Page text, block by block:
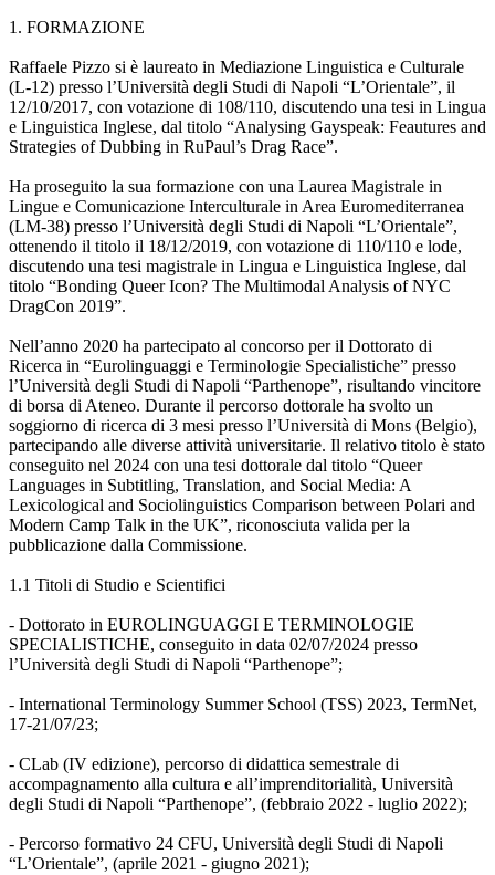
1. FORMAZIONE
Raffaele Pizzo si è laureato in Mediazione Linguistica e Culturale
(L-12) presso l’Università degli Studi di Napoli “L’Orientale”, il
12/10/2017, con votazione di 108/110, discutendo una tesi in Lingua
e Linguistica Inglese, dal titolo “Analysing Gayspeak: Feautures and
Strategies of Dubbing in RuPaul’s Drag Race”.
Ha proseguito la sua formazione con una Laurea Magistrale in
Lingue e Comunicazione Interculturale in Area Euromediterranea
(LM-38) presso l’Università degli Studi di Napoli “L’Orientale”,
ottenendo il titolo il 18/12/2019, con votazione di 110/110 e lode,
discutendo una tesi magistrale in Lingua e Linguistica Inglese, dal
titolo “Bonding Queer Icon? The Multimodal Analysis of NYC
DragCon 2019”.
Nell’anno 2020 ha partecipato al concorso per il Dottorato di
Ricerca in “Eurolinguaggi e Terminologie Specialistiche” presso
l’Università degli Studi di Napoli “Parthenope”, risultando vincitore
di borsa di Ateneo. Durante il percorso dottorale ha svolto un
soggiorno di ricerca di 3 mesi presso l’Università di Mons (Belgio),
partecipando alle diverse attività universitarie. Il relativo titolo è stato
conseguito nel 2024 con una tesi dottorale dal titolo “Queer
Languages in Subtitling, Translation, and Social Media: A
Lexicological and Sociolinguistics Comparison between Polari and
Modern Camp Talk in the UK”, riconosciuta valida per la
pubblicazione dalla Commissione.
1.1 Titoli di Studio e Scientifici
- Dottorato in EUROLINGUAGGI E TERMINOLOGIE
SPECIALISTICHE, conseguito in data 02/07/2024 presso
l’Università degli Studi di Napoli “Parthenope”;
- International Terminology Summer School (TSS) 2023, TermNet,
17-21/07/23;
- CLab (IV edizione), percorso di didattica semestrale di
accompagnamento alla cultura e all’imprenditorialità, Università
degli Studi di Napoli “Parthenope”, (febbraio 2022 - luglio 2022);
- Percorso formativo 24 CFU, Università degli Studi di Napoli
“L’Orientale”, (aprile 2021 - giugno 2021);